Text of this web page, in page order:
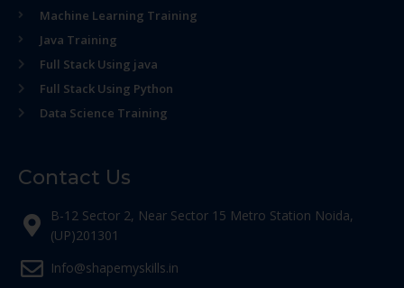
Machine Learning Training
Java Training
Full Stack Using java
Full Stack Using Python
Data Science Training
Contact Us
B-12 Sector 2, Near Sector 15 Metro Station Noida,
(UP)201301
Info@shapemyskills.in